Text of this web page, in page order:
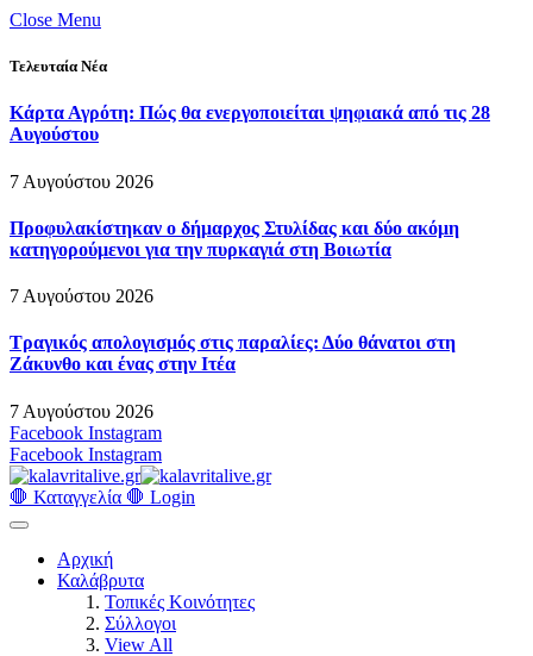
Close Menu
Τελευταία Νέα
Κάρτα Αγρότη: Πώς θα ενεργοποιείται ψηφιακά από τις 28
Αυγούστου
7 Αυγούστου 2026
Προφυλακίστηκαν ο δήμαρχος Στυλίδας και δύο ακόμη
κατηγορούμενοι για την πυρκαγιά στη Βοιωτία
7 Αυγούστου 2026
Τραγικός απολογισμός στις παραλίες: Δύο θάνατοι στη
Ζάκυνθο και ένας στην Ιτέα
7 Αυγούστου 2026
Facebook Instagram
Facebook Instagram
🛑 Καταγγελία 🛑 Login
Αρχική
Καλάβρυτα
Τοπικές Κοινότητες
Σύλλογοι
View All